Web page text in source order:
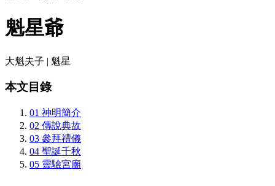
魁星爺
大魁夫子 | 魁星
本文目錄
01 神明簡介
02 傳說典故
03 參拜禮儀
04 聖誕千秋
05 靈驗宮廟